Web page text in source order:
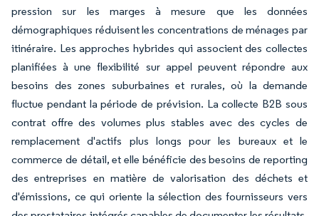
pression sur les marges à mesure que les données
démographiques réduisent les concentrations de ménages par
itinéraire. Les approches hybrides qui associent des collectes
planifiées à une flexibilité sur appel peuvent répondre aux
besoins des zones suburbaines et rurales, où la demande
fluctue pendant la période de prévision. La collecte B2B sous
contrat offre des volumes plus stables avec des cycles de
remplacement d'actifs plus longs pour les bureaux et le
commerce de détail, et elle bénéficie des besoins de reporting
des entreprises en matière de valorisation des déchets et
d'émissions, ce qui oriente la sélection des fournisseurs vers